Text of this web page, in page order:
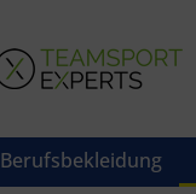
Berufsbekleidung